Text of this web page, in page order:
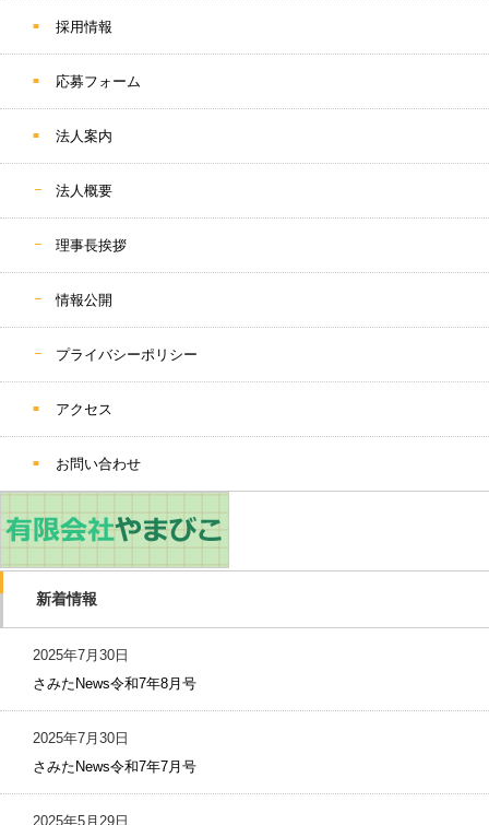
採用情報
応募フォーム
法人案内
法人概要
理事長挨拶
情報公開
プライバシーポリシー
アクセス
お問い合わせ
新着情報
2025年7月30日
さみたNews令和7年8月号
2025年7月30日
さみたNews令和7年7月号
2025年5月29日